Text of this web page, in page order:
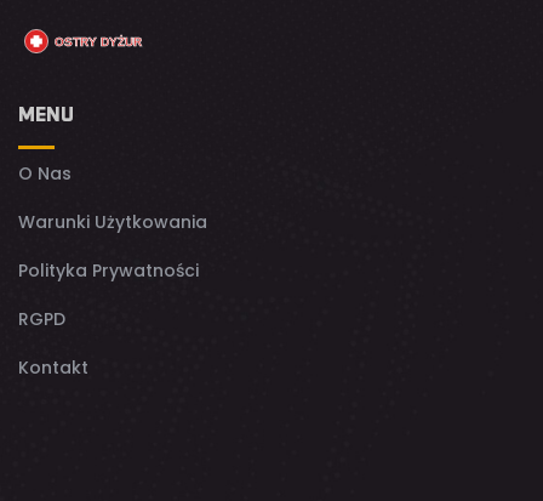
MENU
O Nas
Warunki Użytkowania
Polityka Prywatności
RGPD
Kontakt